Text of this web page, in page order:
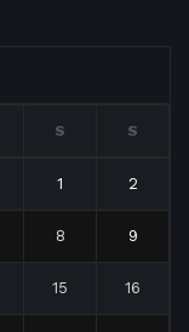
S S
1 2
8 9
15 16